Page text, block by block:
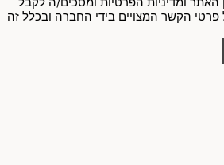
פרטי הקשר המצויים בידי החברה ובכלל זה